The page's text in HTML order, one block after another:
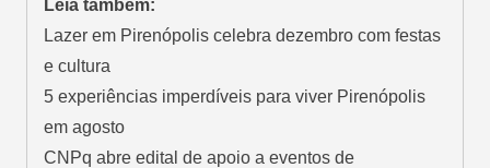
Leia também:
Lazer em Pirenópolis celebra dezembro com festas
e cultura
5 experiências imperdíveis para viver Pirenópolis
em agosto
CNPq abre edital de apoio a eventos de